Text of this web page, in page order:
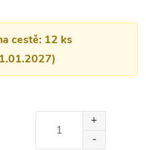
cestě: 12 ks